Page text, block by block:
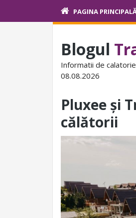
PAGINA
Blogul
Informatii de
08.08.2026
Pluxee și
călătorii